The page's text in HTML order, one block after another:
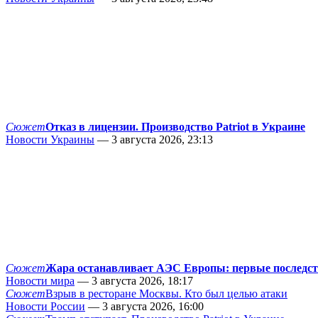
СюжетОтказ в лицензии. Производство Patriot в Украине
Новости Украины — 3 августа 2026, 23:13
СюжетЖара останавливает АЭС Европы: первые
Новости мира — 3 августа 2026, 18:17
СюжетВзрыв в ресторане Москвы. Кто был целью атаки
Новости России — 3 августа 2026, 16:00